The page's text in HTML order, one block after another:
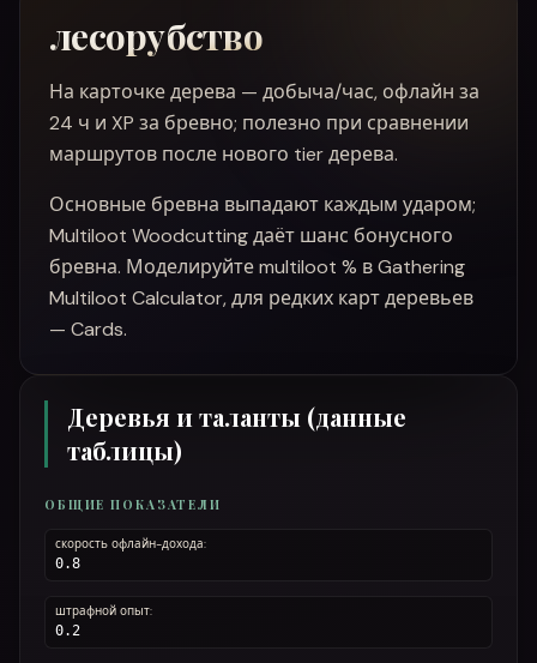
лесорубство
На карточке дерева — добыча/час, офлайн за
24 ч и XP за бревно; полезно при сравнении
маршрутов после нового tier дерева.
Основные бревна выпадают каждым ударом;
Multiloot Woodcutting даёт шанс бонусного
бревна. Моделируйте multiloot % в Gathering
Multiloot Calculator, для редких карт деревьев
— Cards.
Деревья и таланты (данные
таблицы)
ОБЩИЕ ПОКАЗАТЕЛИ
скорость офлайн-дохода:
0.8
штрафной опыт:
0.2